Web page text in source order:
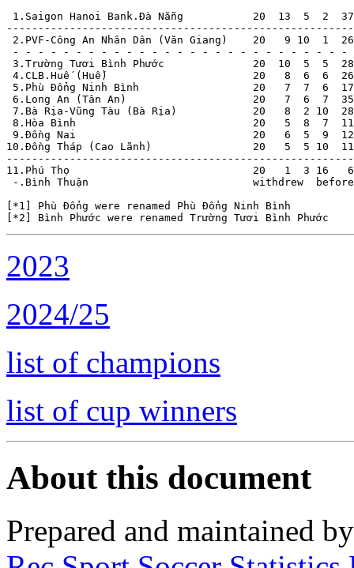
1.Saigon Hanoi Bank.Đà Nẵng           20  13  5  2
2.PVF-Công An Nhân Dân (Văn Giang)    20   9
- - - - - - - - - - - - - - - - - - - - - - - - - - -
3.Trường Tươi Bình Phước              20  10  5  5
4.CLB.Huế (Huế)                       20   8  6  6
5.Phù Đổng Ninh Bình                  20   7  7  6
6.Long An (Tân An)                    20   7  6  7
7.Bà Rịa-Vũng Tàu (Bà Rịa)            20   8  2 10
8.Hòa Bình                            20   5  8  7  11-
9.Đồng Nai                            20   6  5  9  12-
10.Đồng Tháp (Cao Lãnh)                20   5  5 10
11.Phú Thọ                             20   1  3 16   6-
-.Bình Thuận                          withdrew  before
[*1] Phù Đổng were renamed Phù Đổng Ninh Bình
2023
2024/25
list of champions
list of cup winners
About this document
Prepared and maintained